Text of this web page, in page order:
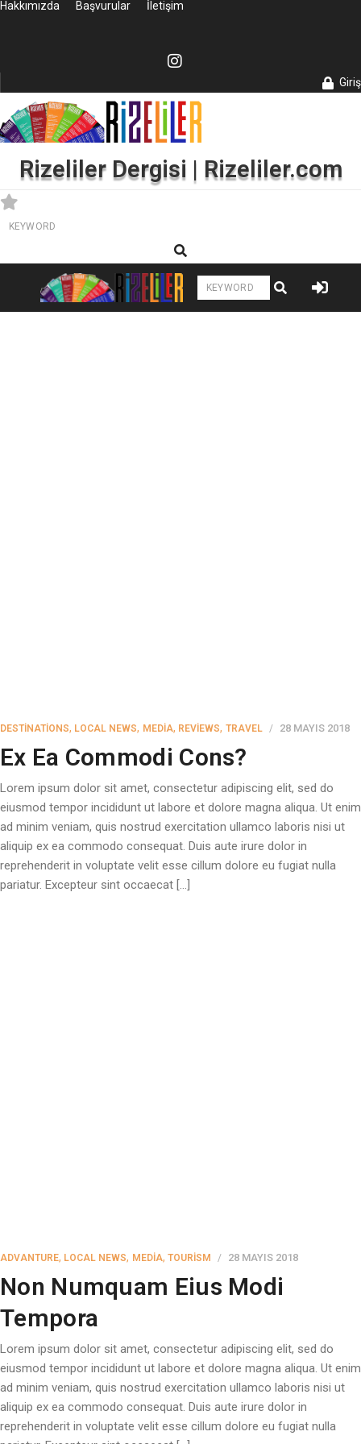
Hakkımızda Başvurular İletişim
Giriş
Rizeliler Dergisi | Rizeliler.com
DESTINATIONS, LOCAL NEWS, MEDIA, REVIEWS, TRAVEL 28 MAYIS 2018
Ex Ea Commodi Cons?
Lorem ipsum dolor sit amet, consectetur adipiscing elit, sed do
eiusmod tempor incididunt ut labore et dolore magna aliqua. Ut enim
ad minim veniam, quis nostrud exercitation ullamco laboris nisi ut
aliquip ex ea commodo consequat. Duis aute irure dolor in
reprehenderit in voluptate velit esse cillum dolore eu fugiat nulla
pariatur. Excepteur sint occaecat […]
ADVANTURE, LOCAL NEWS, MEDIA,TOURISM 28 MAYIS 2018
Non Numquam Eius Modi
Tempora
Lorem ipsum dolor sit amet, consectetur adipiscing elit, sed do
eiusmod tempor incididunt ut labore et dolore magna aliqua. Ut enim
ad minim veniam, quis nostrud exercitation ullamco laboris nisi ut
aliquip ex ea commodo consequat. Duis aute irure dolor in
reprehenderit in voluptate velit esse cillum dolore eu fugiat nulla